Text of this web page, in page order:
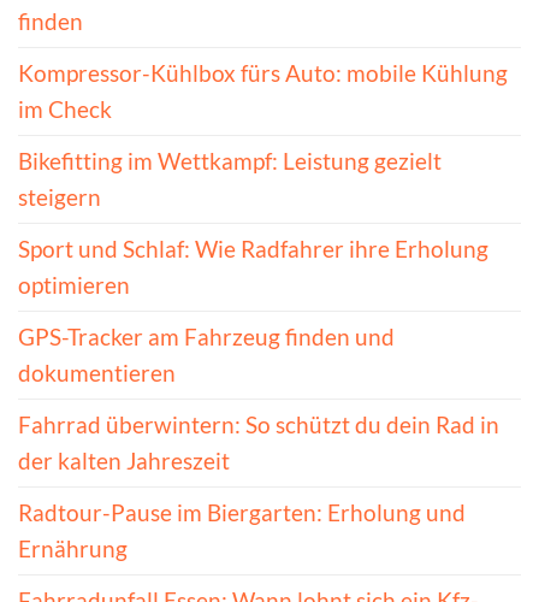
finden
Kompressor-Kühlbox fürs Auto: mobile Kühlung
im Check
Bikefitting im Wettkampf: Leistung gezielt
steigern
Sport und Schlaf: Wie Radfahrer ihre Erholung
optimieren
GPS-Tracker am Fahrzeug finden und
dokumentieren
Fahrrad überwintern: So schützt du dein Rad in
der kalten Jahreszeit
Radtour-Pause im Biergarten: Erholung und
Ernährung